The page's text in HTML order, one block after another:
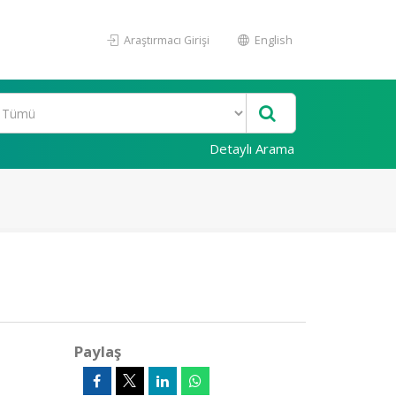
Araştırmacı Girişi English
Detaylı Arama
Paylaş